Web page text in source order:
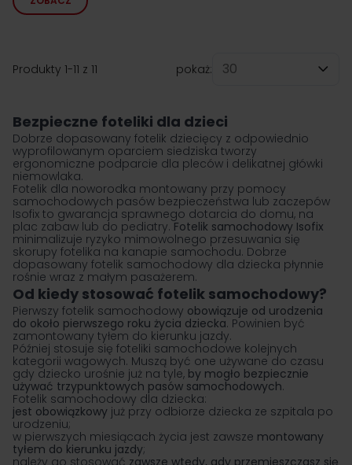
Produkty 1-11 z 11
pokaż:
Bezpieczne foteliki dla dzieci
Dobrze dopasowany fotelik dziecięcy z odpowiednio
wyprofilowanym oparciem siedziska tworzy
ergonomiczne podparcie dla pleców i delikatnej główki
niemowlaka.
Fotelik dla noworodka montowany przy pomocy
samochodowych pasów bezpieczeństwa lub zaczepów
Isofix to gwarancja sprawnego dotarcia do domu, na
plac zabaw lub do pediatry. Fotelik samochodowy Isofix
minimalizuje ryzyko mimowolnego przesuwania się
skorupy fotelika na kanapie samochodu. Dobrze
dopasowany fotelik samochodowy dla dziecka płynnie
rośnie wraz z małym pasażerem.
Od kiedy stosować fotelik samochodowy?
Pierwszy fotelik samochodowy obowiązuje od urodzenia
do około pierwszego roku życia dziecka. Powinien być
zamontowany tyłem do kierunku jazdy.
Później stosuje się foteliki samochodowe kolejnych
kategorii wagowych. Muszą być one używane do czasu
gdy dziecko urośnie już na tyle, by mogło bezpiecznie
używać trzypunktowych pasów samochodowych.
Fotelik samochodowy dla dziecka:
jest obowiązkowy już przy odbiorze dziecka ze szpitala po
urodzeniu;
w pierwszych miesiącach życia jest zawsze montowany
tyłem do kierunku jazdy;
należy go stosować zawsze wtedy, gdy przemieszczasz się